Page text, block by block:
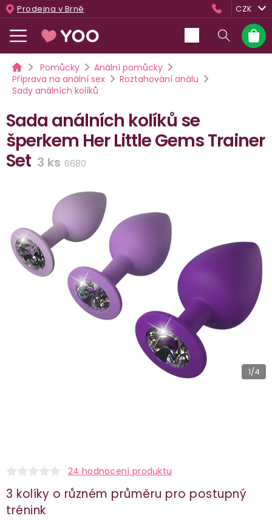
Přejít
na
obsah
Prodejna v Brně CZK
košík
DomůPomůcky
Anální pomůcky
Příprava na anální sex
Roztahování análu
Sady análních kolíků
Sada análních kolíků se
šperkem Her Little Gems Trainer
Set 3 ks 6680
1/4
24 hodnocení produktu
3 kolíky o různém průměru pro postupný
trénink